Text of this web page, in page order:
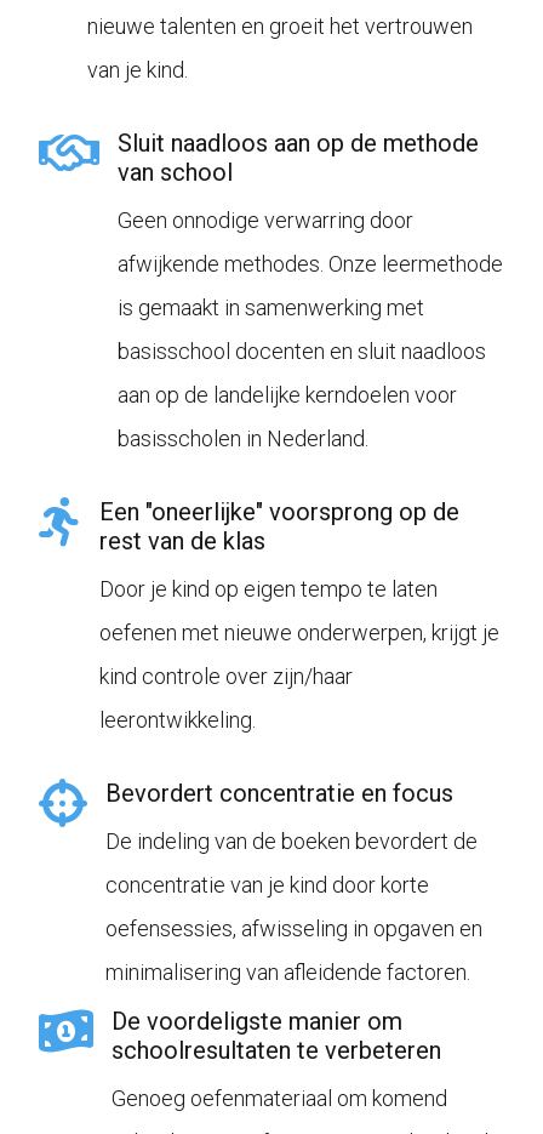
nieuwe talenten en groeit het vertrouwen
van je kind.
Sluit naadloos aan op de methode
van school
Geen onnodige verwarring door
afwijkende methodes. Onze leermethode
is gemaakt in samenwerking met
basisschool docenten en sluit naadloos
aan op de landelijke kerndoelen voor
basisscholen in Nederland.
Een "oneerlijke" voorsprong op de
rest van de klas
Door je kind op eigen tempo te laten
oefenen met nieuwe onderwerpen, krijgt je
kind controle over zijn/haar
leerontwikkeling.
Bevordert concentratie en focus
De indeling van de boeken bevordert de
concentratie van je kind door korte
oefensessies, afwisseling in opgaven en
minimalisering van afleidende factoren.
De voordeligste manier om
schoolresultaten te verbeteren
Genoeg oefenmateriaal om komend